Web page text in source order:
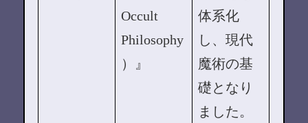
Occult
Philosophy
）』
体系化
し、現代
魔術の基
礎となり
ました。